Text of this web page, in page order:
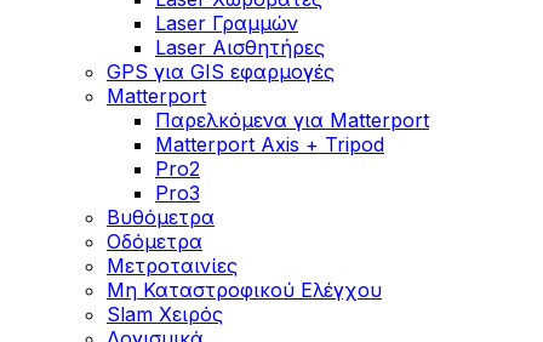
Laser Γραμμών
Laser Αισθητήρες
GPS για GIS εφαρμογές
Matterport
Παρελκόμενα για Matterport
Matterport Axis + Tripod
Pro2
Pro3
Βυθόμετρα
Οδόμετρα
Μετροταινίες
Μη Καταστροφικού Ελέγχου
Slam Χειρός